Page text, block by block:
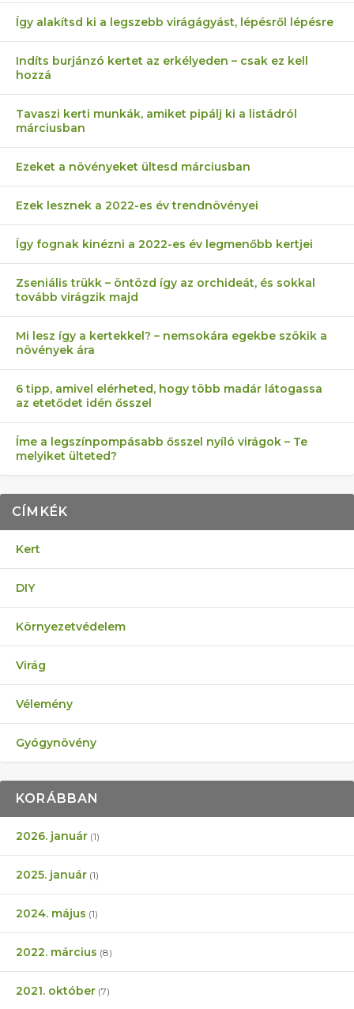
Így alakítsd ki a legszebb virágágyást, lépésről lépésre
Indíts burjánzó kertet az erkélyeden – csak ez kell
hozzá
Tavaszi kerti munkák, amiket pipálj ki a listádról
márciusban
Ezeket a növényeket ültesd márciusban
Ezek lesznek a 2022-es év trendnövényei
Így fognak kinézni a 2022-es év legmenőbb kertjei
Zseniális trükk – öntözd így az orchideát, és sokkal
tovább virágzik majd
Mi lesz így a kertekkel? – nemsokára egekbe szökik a
növények ára
6 tipp, amivel elérheted, hogy több madár látogassa
az etetődet idén ősszel
Íme a legszínpompásabb ősszel nyíló virágok – Te
melyiket ülteted?
CÍMKÉK
Kert
DIY
Környezetvédelem
Virág
Vélemény
Gyógynövény
KORÁBBAN
2026. január (1)
2025. január (1)
2024. május (1)
2022. március (8)
2021. október (7)